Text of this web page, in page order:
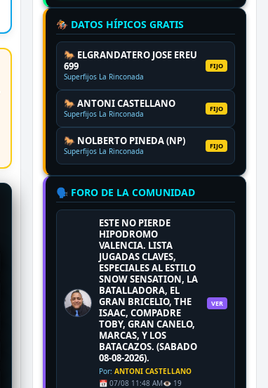
🏇 DATOS HÍPICOS GRATIS
🐎 ELGRANDATERO JOSE EREU
699
Superfijos La Rinconada
FIJO
🐎 ANTONI CASTELLANO
Superfijos La Rinconada
FIJO
🐎 NOLBERTO PINEDA (NP)
Superfijos La Rinconada
FIJO
🗣️ FORO DE LA COMUNIDAD
ESTE NO PIERDE
HIPODROMO
VALENCIA. LISTA
JUGADAS CLAVES,
ESPECIALES AL ESTILO
SNOW SENSATION, LA
BATALLADORA, EL
GRAN BRICELIO, THE
ISAAC, COMPADRE
TOBY, GRAN CANELO,
MARCAS, Y LOS
BATACAZOS. (SABADO
08-08-2026).
Por: ANTONI CASTELLANO
📅 07/08 11:48 AM👁️ 19
VER